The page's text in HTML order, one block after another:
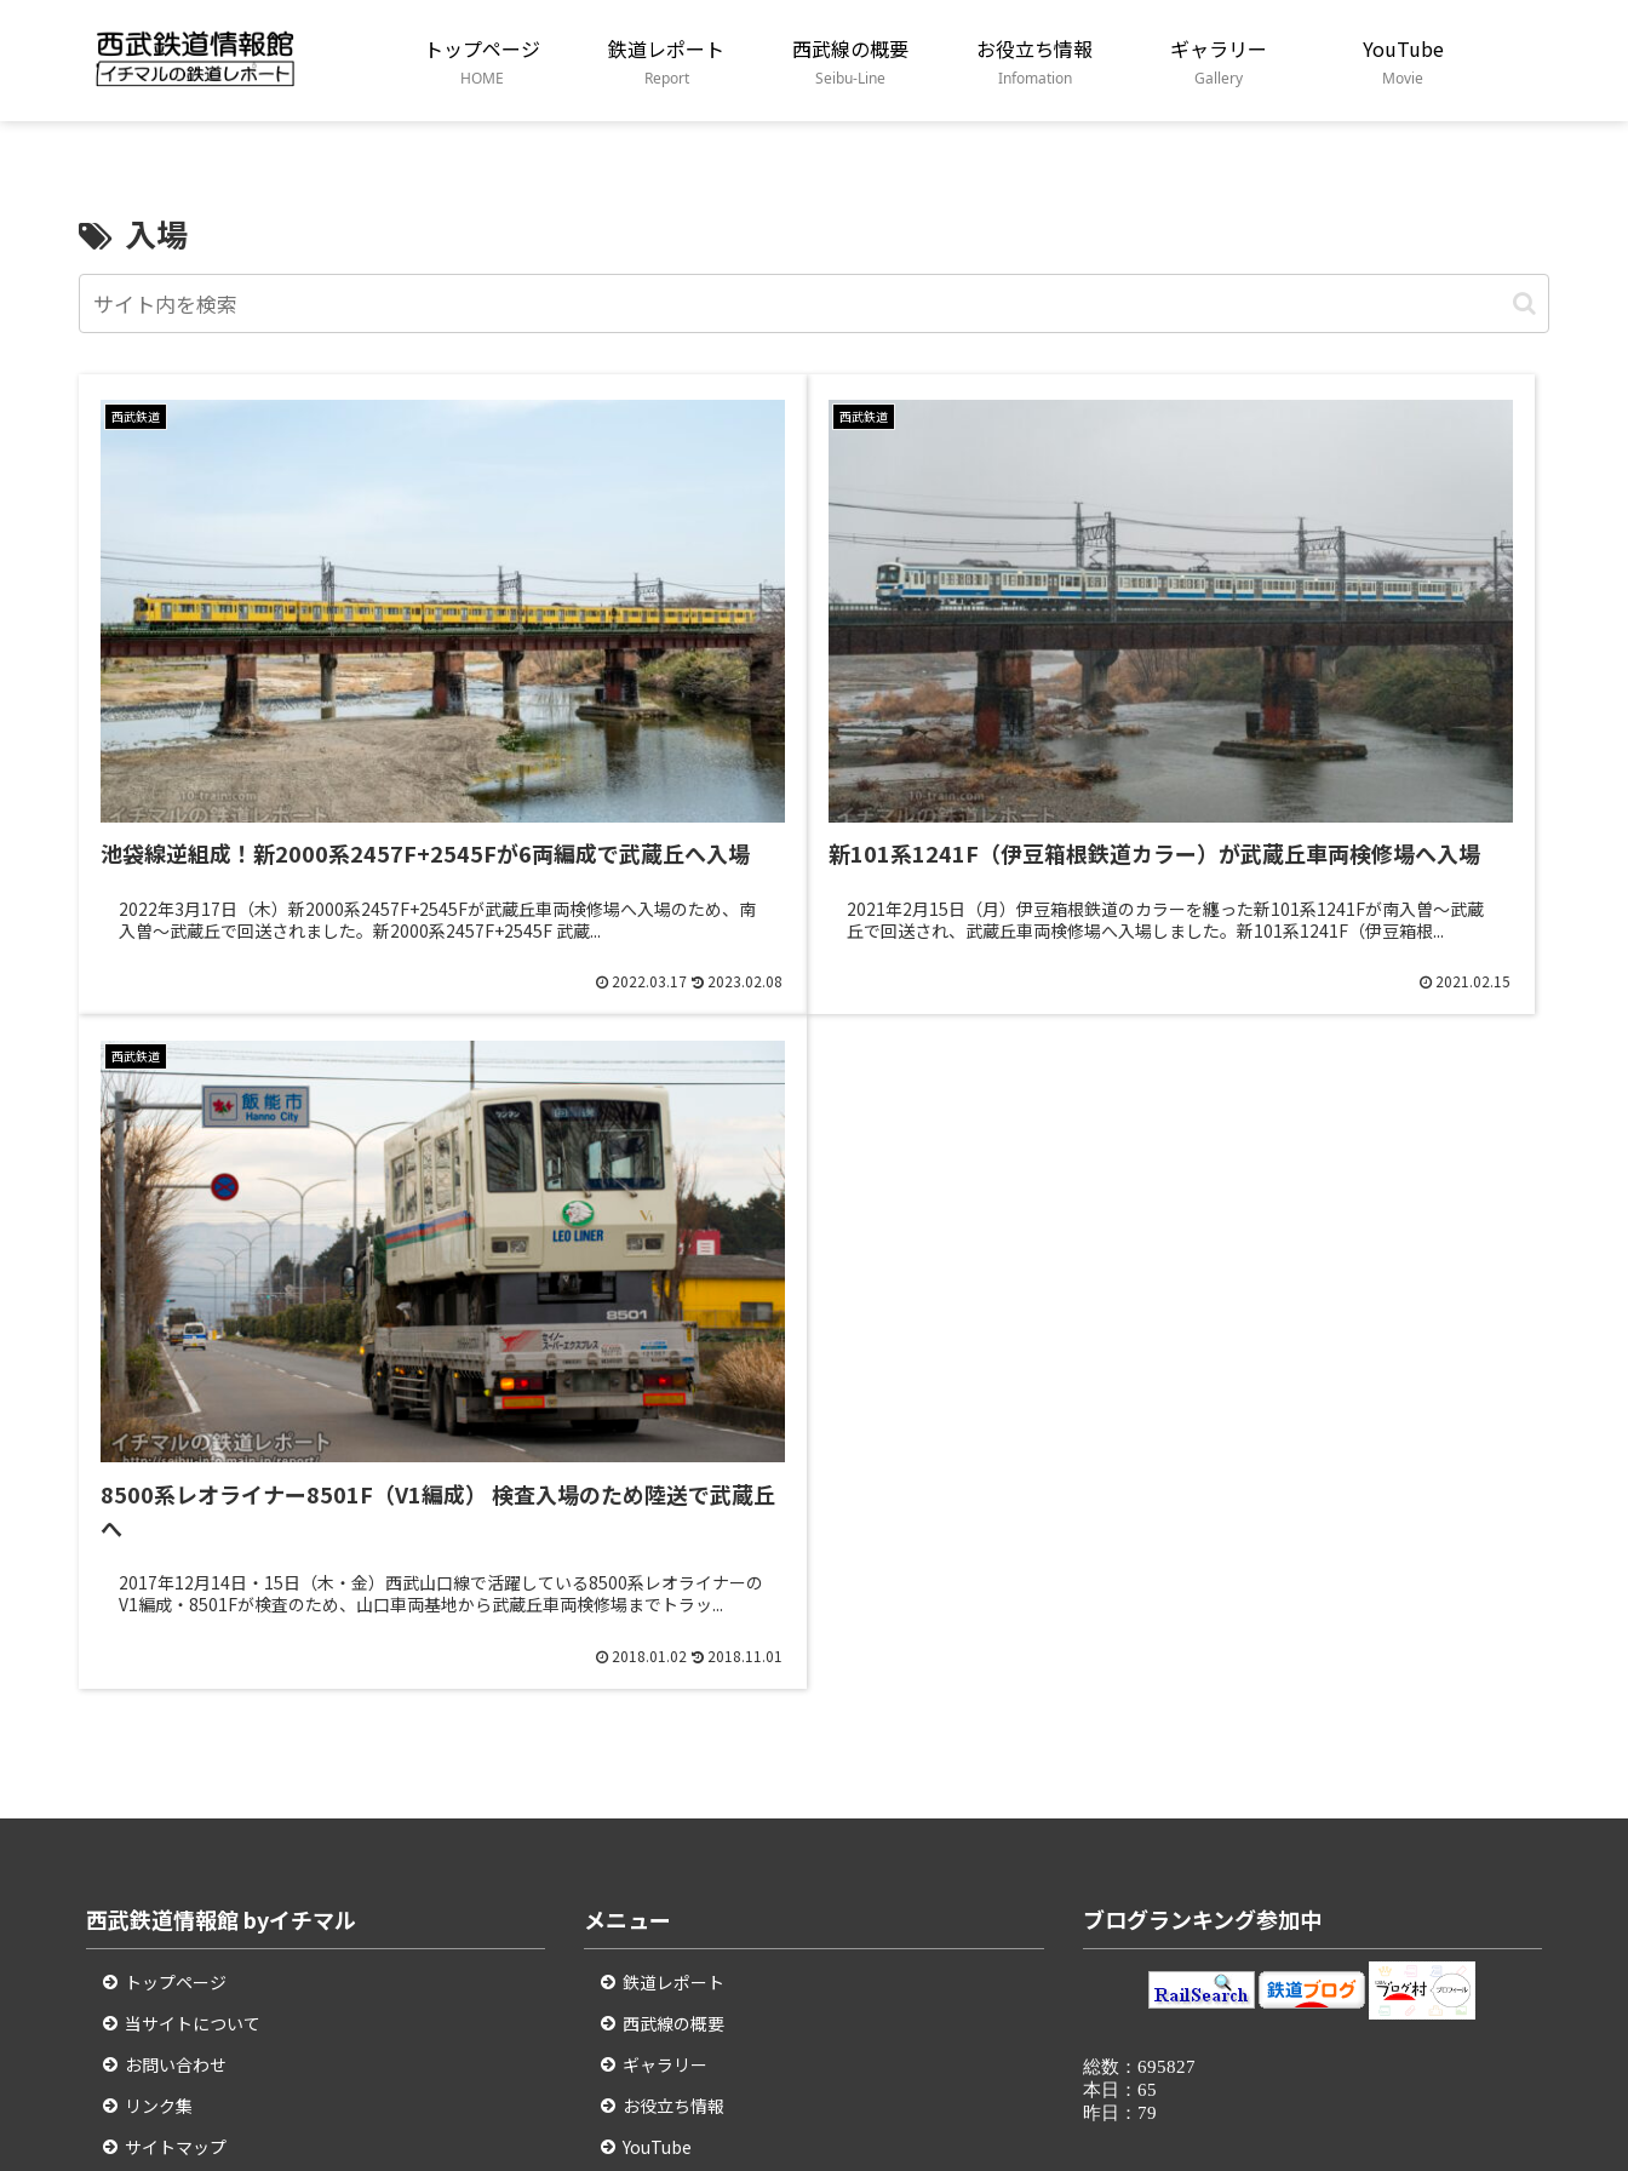
トップページ
HOME
鉄道レポート
Report
西武線の概要
Seibu-Line
お役立ち情報
Infomation
ギャラリー
Gallery
YouTube
Movie
入場
西武鉄道
池袋線逆組成！新2000系2457F+2545Fが6両編成で武蔵丘へ入場
2022年3月17日（木）新2000系2457F+2545Fが武蔵丘車両検修場へ入場のため、南
入曽～武蔵丘で回送されました。新2000系2457F+2545F 武蔵...
2022.03.17 2023.02.08
西武鉄道
新101系1241F（伊豆箱根鉄道カラー）が武蔵丘車両検修場へ入場
2021年2月15日（月）伊豆箱根鉄道のカラーを纏った新101系1241Fが南入曽～武蔵
丘で回送され、武蔵丘車両検修場へ入場しました。新101系1241F（伊豆箱根...
2021.02.15
西武鉄道
8500系レオライナー8501F（V1編成） 検査入場のため陸送で武蔵丘
へ
2017年12月14日・15日（木・金）西武山口線で活躍している8500系レオライナーの
V1編成・8501Fが検査のため、山口車両基地から武蔵丘車両検修場までトラッ...
2018.01.02 2018.11.01
西武鉄道情報館 byイチマル
トップページ
当サイトについて
お問い合わせ
リンク集
サイトマップ
メニュー
鉄道レポート
西武線の概要
ギャラリー
お役立ち情報
YouTube
ブログランキング参加中